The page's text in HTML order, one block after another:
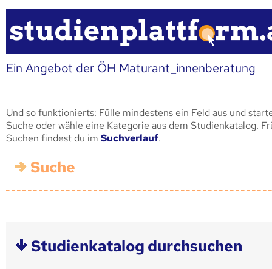
Ein Angebot der ÖH Maturant_innenberatung
Und so funktionierts: Fülle mindestens ein Feld aus und
Suche oder wähle eine Kategorie aus dem Studienkatalog.
Suchen findest du im Suchverlauf.
Suche
Studienkatalog durchsuchen